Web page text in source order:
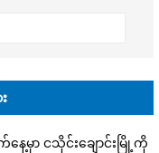
နေ့မှာ ငသိုင်းချောင်းမြို့ကို